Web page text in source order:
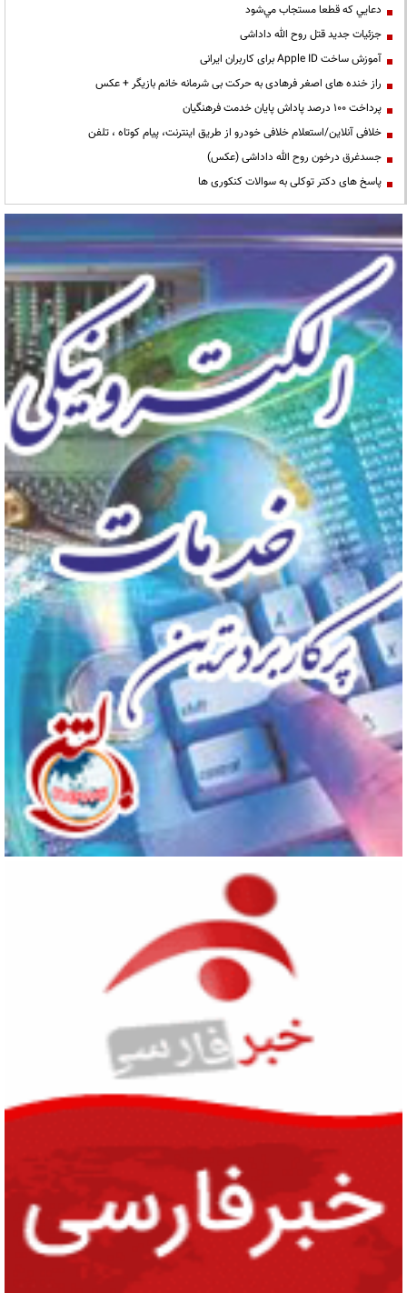
دعايي كه قطعا مستجاب مي‌شود
جزئیات جدید قتل روح الله داداشی
آموزش ساخت Apple ID برای کاربران ایرانی
راز خنده های اصغر فرهادی به حرکت بی شرمانه خانم بازیگر + عکس
پرداخت ۱۰۰ درصد پاداش پایان خدمت فرهنگیان
خلافی آنلاین/استعلام خلافی خودرو از طریق اینترنت، پیام کوتاه ، تلفن
جسدغرق درخون روح الله داداشی (عکس)
پاسخ های دکتر توکلی به سوالات کنکوری ها